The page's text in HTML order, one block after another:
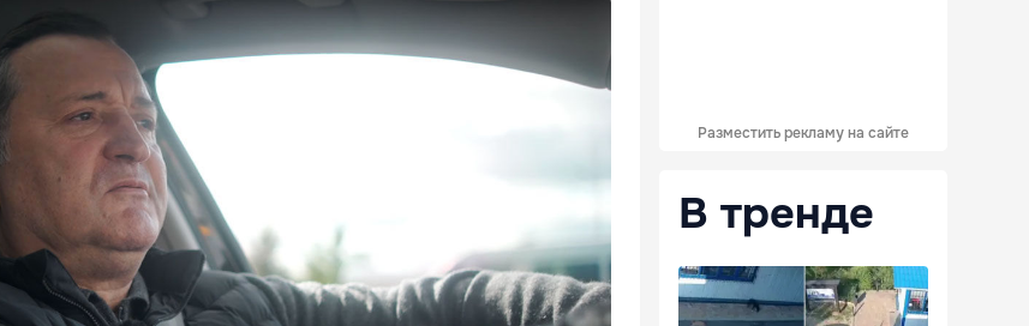
Разместить рекламу на сайте
В тренде